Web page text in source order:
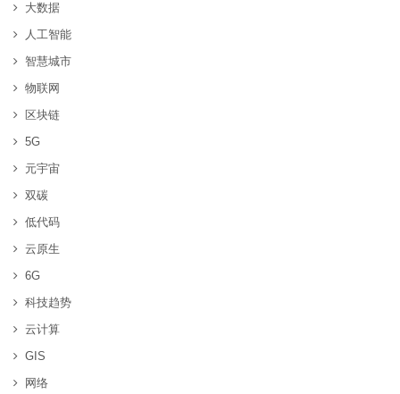
大数据
人工智能
智慧城市
物联网
区块链
5G
元宇宙
双碳
低代码
云原生
6G
科技趋势
云计算
GIS
网络